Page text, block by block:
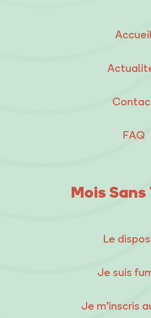
FAQ
Mois
Le
Je suis
Je m’inscris